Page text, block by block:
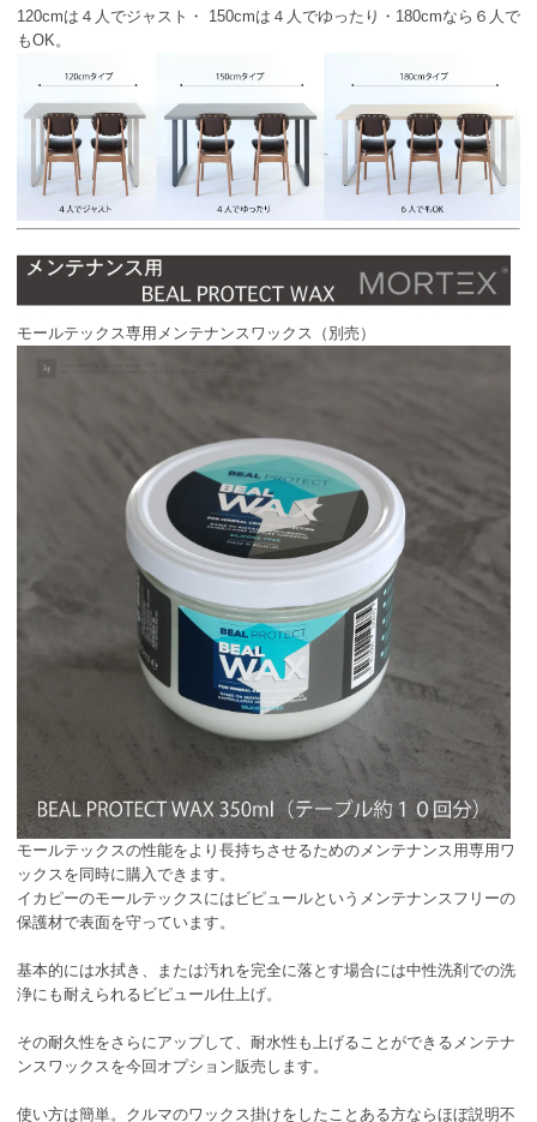
120cmは４人でジャスト・ 150cmは４人でゆったり・180cmなら６人で
もOK。
モールテックス専用メンテナンスワックス（別売）
モールテックスの性能をより長持ちさせるためのメンテナンス用専用ワ
ックスを同時に購入できます。
イカピーのモールテックスにはビピュールというメンテナンスフリーの
保護材で表面を守っています。
基本的には水拭き、または汚れを完全に落とす場合には中性洗剤での洗
浄にも耐えられるビピュール仕上げ。
その耐久性をさらにアップして、耐水性も上げることができるメンテナ
ンスワックスを今回オプション販売します。
使い方は簡単。クルマのワックス掛けをしたことある方ならほぼ説明不